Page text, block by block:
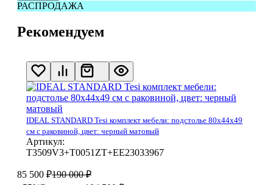
РАСПРОДАЖА
Рекомендуем
IDEAL STANDARD Tesi комплект мебели: подстолье 80x44x49
см с раковиной, цвет: черный матовый
Артикул:
T3509V3+T0051ZT+EE23033967
85 500 ₽190 000 ₽